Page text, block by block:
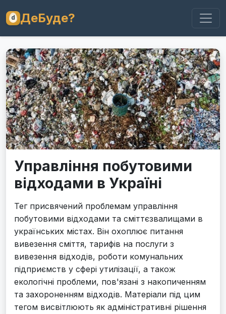
ДеБуде?
Управління побутовими
відходами в Україні
Тег присвячений проблемам управління
побутовими відходами та сміттєзвалищами в
українських містах. Він охоплює питання
вивезення сміття, тарифів на послуги з
вивезення відходів, роботи комунальних
підприємств у сфері утилізації, а також
екологічні проблеми, пов'язані з накопиченням
та захороненням відходів. Матеріали під цим
тегом висвітлюють як адміністративні рішення